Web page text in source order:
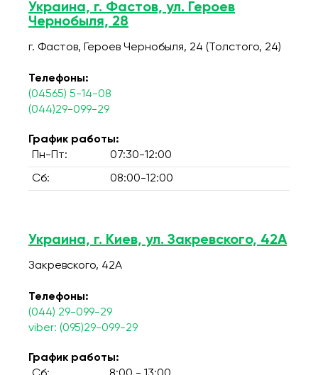
Украина, г. Фастов, ул. Героев
Чернобыля, 28
г. Фастов, Героев Чернобыля, 24 (Толстого, 24)
Телефоны:
(04565) 5-14-08
(044)29-099-29
График работы:
Пн-Пт:
07:30-12:00
Сб: 08:00-12:00
Украина, г. Киев, ул. Закревского, 42А
Закревского, 42А
Телефоны:
(044) 29-099-29
viber: (095)29-099-29
График работы: